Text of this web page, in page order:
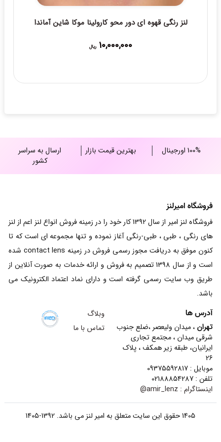
لنز رنگی قهوه ای دور محو کارولینا موکا شاین آماندا
10,000,000 ریال
100% اورجینال بهترین قیمت بازار
ارسال به سراسر
کشور
فروشگاه امیرلنز
فروشگاه لنز امیر از سال 1392 کار خود را در زمینه فروش انواع لنز اعم از لنز
های رنگی ، طبی ، طبی-رنگی آغاز نموده و تنها مجموعه ای است که تا
کنون موفق به دریافت مجوز رسمی فروش در زمینه contact lens شده
است و از سال 1398 تصمیم به فروش و ارائه خدمات به صورت آنلاین از
طریق وب سایت رسمی گرفته است و دارای نماد اعتماد الکترونیک می
باشد.
آدرس ها
تهران ، میدان ولیعصر ،ضلع جنوب
شرقی میدان ، مجتمع تجاری
ایرانیان، طبقه زیر همکف ، پلاک
26
موبایل : 09375592817
تلفن : 02188854287
اینستاگرام : amir_lenz@
وبلاگ
تماس با ما
1405 حقوق این سایت متعلق به امیر لنز می باشد. 1392-1405